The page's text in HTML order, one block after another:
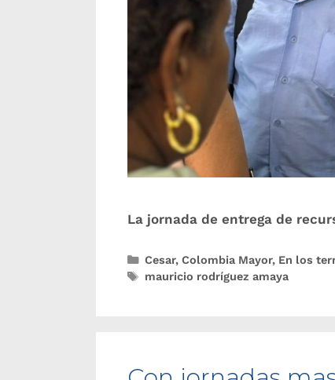
La jornada de entrega de
Cesar, Colombia Mayor, En los
mauricio rodríguez amaya